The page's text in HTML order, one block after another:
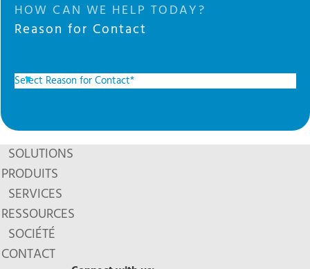
HOW CAN WE HELP TODAY?
Reason for Contact
SOLUTIONS
PRODUITS
SERVICES
RESSOURCES
SOCIÉTÉ
CONTACT